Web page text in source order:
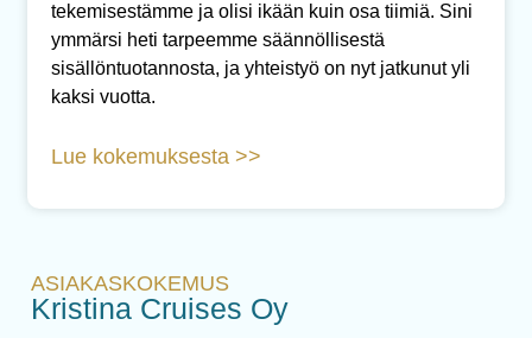
tekemisestämme ja olisi ikään kuin osa tiimiä. Sini
ymmärsi heti tarpeemme säännöllisestä
sisällöntuotannosta, ja yhteistyö on nyt jatkunut yli
kaksi vuotta.
Lue kokemuksesta >>
ASIAKASKOKEMUS
Kristina Cruises Oy